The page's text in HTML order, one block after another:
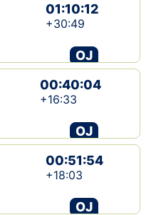
01:10:12
+30:49
OJ
00:40:04
+16:33
OJ
00:51:54
+18:03
OJ